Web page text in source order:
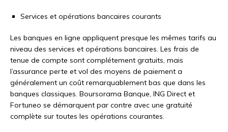
Services et opérations bancaires courants
Les banques en ligne appliquent presque les mêmes tarifs au
niveau des services et opérations bancaires. Les frais de
tenue de compte sont complétement gratuits, mais
l’assurance perte et vol des moyens de paiement a
généralement un coût remarquablement bas que dans les
banques classiques. Boursorama Banque, ING Direct et
Fortuneo se démarquent par contre avec une gratuité
complète sur toutes les opérations courantes.